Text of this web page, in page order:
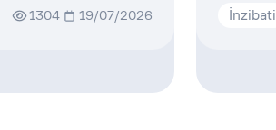
1304 19/07/2026 İnzibati